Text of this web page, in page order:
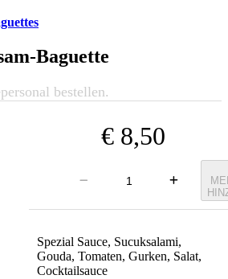
Baguette
bestellen.
€ 8,50
Spezial Sauce, Sucuksalami,
Gouda, Tomaten, Gurken, Salat,
Cocktailsauce